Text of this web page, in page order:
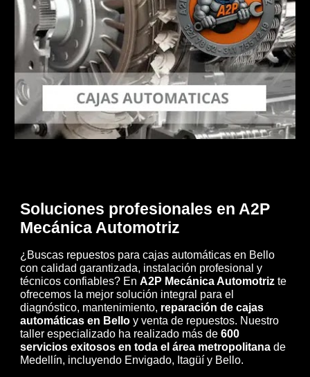
Soluciones profesionales en A2P
Mecánica Automotriz
¿Buscas repuestos para cajas automáticas en Bello
con calidad garantizada, instalación profesional y
técnicos confiables? EnA2P Mecánica Automotriz te
ofrecemos la mejor solución integral para el
diagnóstico, mantenimiento, reparación de cajas
automáticas en Bello y venta de repuestos. Nuestro
taller especializado ha realizado más de600
servicios exitosos en toda el área metropolitana de
Medellín, incluyendo Envigado, Itagüí y Bello.